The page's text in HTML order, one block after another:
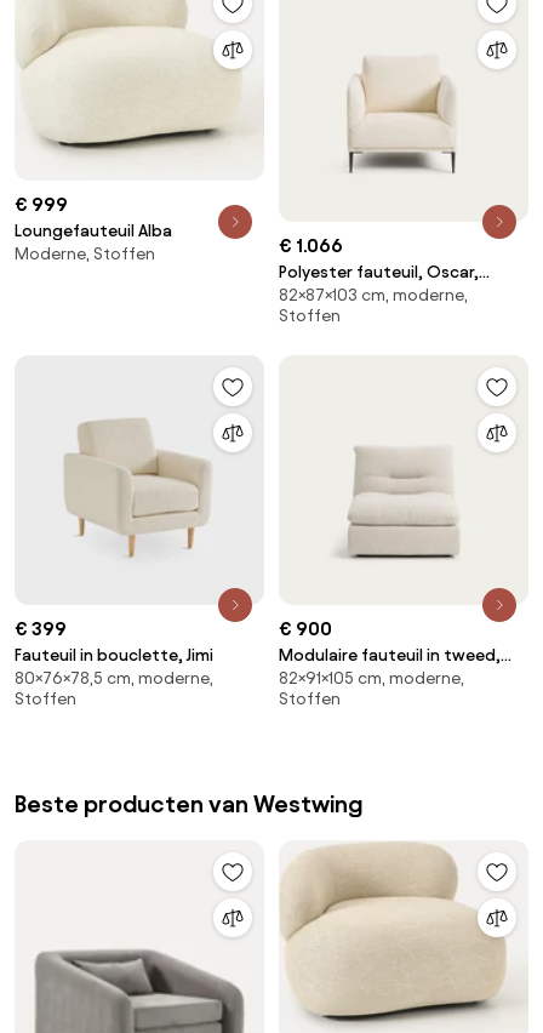
€ 999
Loungefauteuil Alba
Moderne, Stoffen
€ 1.066
Polyester fauteuil, Oscar,
ontwerp Emmanuel Gallina
82×87×103 cm, moderne,
Stoffen
€ 399
Fauteuil in bouclette, Jimi
80×76×78,5 cm, moderne,
Stoffen
€ 900
Modulaire fauteuil in tweed,
GIULIANO
82×91×105 cm, moderne,
Stoffen
Beste producten van Westwing